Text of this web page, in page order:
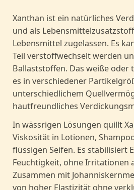
Xanthan ist ein natürliches
und als Lebensmittelzusatzstoff
Lebensmittel zugelassen. Es
Teil verstoffwechselt werden
Ballaststoffen. Das weiße
es in verschiedener
unterschiedlichem
hautfreundliches
In wässrigen Lösungen quillt
Viskosität in Lotionen,
flüssigen Seifen. Es stabilisiert
Feuchtigkeit, ohne Irritationen
Zusammen mit
von hoher Elastizität ohne